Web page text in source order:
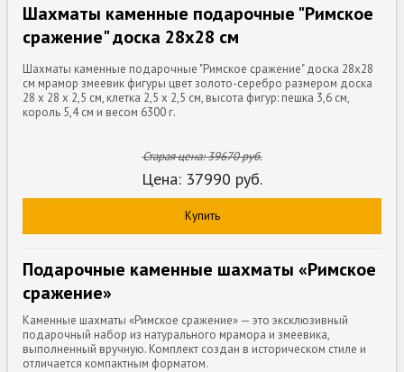
Шахматы каменные подарочные "Римское
сражение" доска 28х28 см
Шахматы каменные подарочные "Римское сражение" доска 28х28
см мрамор змеевик фигуры цвет золото-серебро размером доска
28 х 28 х 2,5 см, клетка 2,5 х 2,5 см, высота фигур: пешка 3,6 см,
король 5,4 см и весом 6300 г.
Старая цена:39670руб.
Цена: 37990 руб.
Купить
Подарочные каменные шахматы «Римское
сражение»
Каменные шахматы «Римское сражение» — это эксклюзивный
подарочный набор из натурального мрамора и змеевика,
выполненный вручную. Комплект создан в историческом стиле и
отличается компактным форматом.